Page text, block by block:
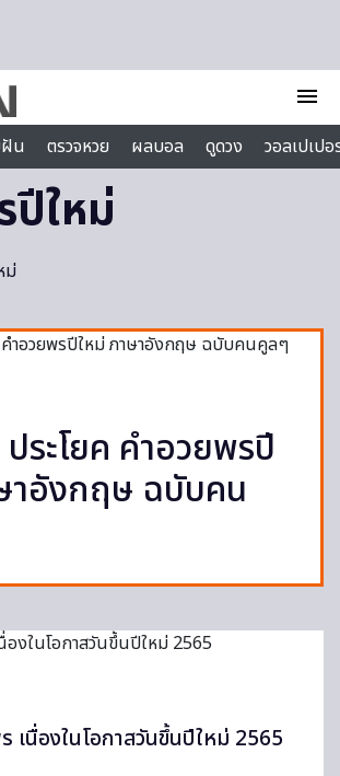
menu
น ตรวจหวย ผลบอล ดูดวง
วอลเปเป
ใหม่
ม่
ระโยค คำอวยพรปี
าอังกฤษ ฉบับคน
เนื่องในโอกาสวันขึ้นปีใหม่ 2565